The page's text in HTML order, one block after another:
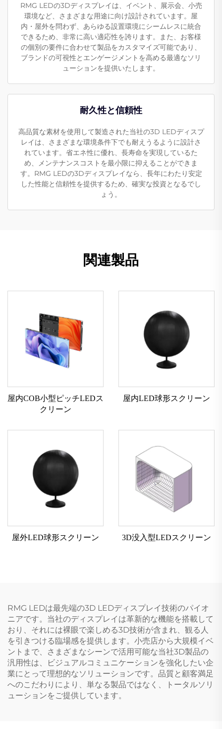
RMG LEDの3Dディスプレイは、イベント、展示会、小売
環境など、さまざまな用途に向け設計されています。屋
内・屋外を問わず、あらゆる設置環境にシームレスに統合
できるため、非常に高い適応性を誇ります。また、お客様
の個別の要件に合わせて製品をカスタマイズ可能であり、
ブランドの可視性とエンゲージメントを高める最適なソリ
ューションを提供いたします。
耐久性と信頼性
高品質な素材を使用して製造された当社の3D LEDディスプ
レイは、さまざまな環境条件下でも耐えうるように設計さ
れています。省エネ性に優れ、長寿命を実現しているた
め、メンテナンスコストを最小限に抑えることができま
す。RMG LEDの3Dディスプレイなら、長年にわたり安定
した性能と信頼性を提供するため、確実な投資となるでし
ょう。
関連製品
屋内COB小型ピッチLEDス
クリーン
屋内LED球形スクリーン
屋外LED球形スクリーン 3D没入型LEDスクリーン
RMG LEDは最先端の3D LEDディスプレイ技術のパイオ
ニアです。当社のディスプレイは革新的な機能を搭載して
おり、それには裸眼で楽しめる3D技術が含まれ、観る人
を引きつける臨場感を提供します。小売店から大規模イベ
ントまで、さまざまなシーンで活用可能な当社3D製品の
汎用性は、ビジュアルコミュニケーションを強化したい企
業にとって理想的なソリューションです。品質と顧客満足
へのこだわりにより、単なる製品ではなく、トータルソリ
ューションをご提供しています。